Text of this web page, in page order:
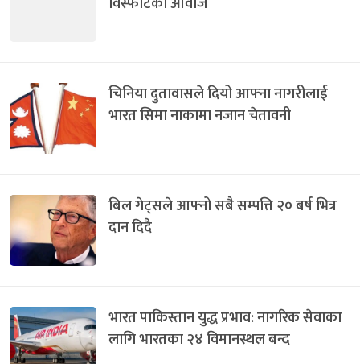
चिनिया दुतावासले दियो आफ्ना नागरीलाई
भारत सिमा नाकामा नजान चेतावनी
बिल गेट्सले आफ्नो सबै सम्पत्ति २० बर्ष भित्र
दान दिदै
भारत पाकिस्तान युद्ध प्रभाव: नागरिक सेवाका
लागि भारतका २४ विमानस्थल बन्द